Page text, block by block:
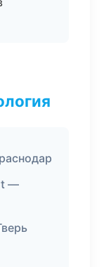
—